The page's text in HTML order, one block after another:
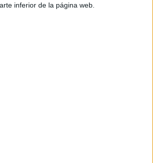
inferior de la página web.